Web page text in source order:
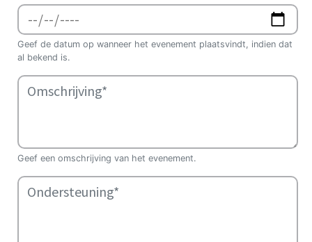
Geef de datum op wanneer het evenement plaatsvindt, indien dat
al bekend is.
Geef een omschrijving van het evenement.